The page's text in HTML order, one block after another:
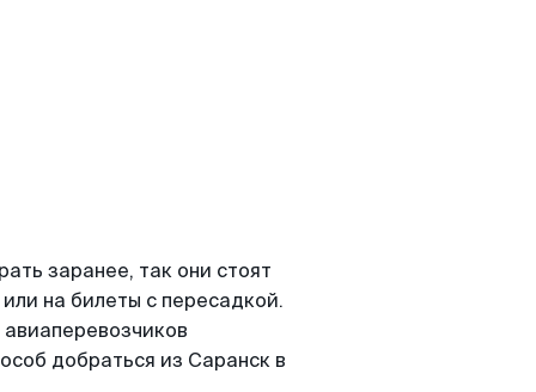
заранее, так они стоят
на билеты с пересадкой.
добраться из Саранск в